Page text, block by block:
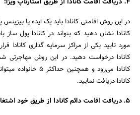
4. دریافت اقامت کانادا از طریق استارتاپ ویزا:
در این روش اقامتی کانادا باید یک ایده یا
کانادا نشان دهید که بتواند در کانادا پول ساز
مورد تایید یکی از مراکز سرمایه گذاری کانادا
کانادا درخواست دهید. در این روش مهاجرتی
کانادا می‌رود و همچنین
کانادا دریافت نمایید.
5. دریافت اقامت دائم کانادا از طریق خود اشتغالی: